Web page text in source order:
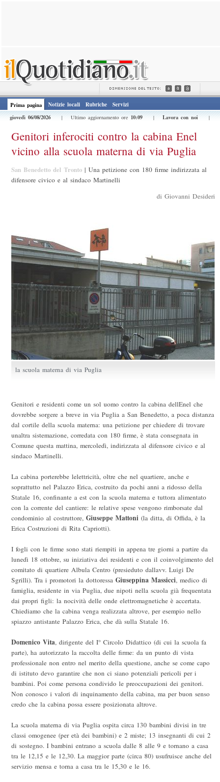
Prima pagina Notizie locali Rubriche
Servizi
giovedì 06/08/2026
| Ultimo aggiornamento ore 10:09 | Lavora con noi |
Genitori inferociti contro la cabina Enel
vicino alla scuola materna di via Puglia
San Benedetto del Tronto | Una petizione con 180 firme indirizzata al
difensore civico e al sindaco Martinelli
di Giovanni Desideri
la scuola materna di via Puglia
Genitori e residenti come un sol uomo contro la cabina dellEnel che
dovrebbe sorgere a breve in via Puglia a San Benedetto, a poca distanza
dal cortile della scuola materna: una petizione per chiedere di trovare
unaltra sistemazione, corredata con 180 firme, è stata consegnata in
Comune questa mattina, mercoledì, indirizzata al difensore civico e al
sindaco Martinelli.
La cabina porterebbe lelettricità, oltre che nel quartiere, anche e
soprattutto nel Palazzo Erica, costruito da pochi anni a ridosso della
Statale 16, confinante a est con la scuola materna e tuttora alimentato
con la corrente del cantiere: le relative spese vengono rimborsate dal
condominio al costruttore, Giuseppe Mattoni (la ditta, di Offida, è la
Erica Costruzioni di Rita Capriotti).
I fogli con le firme sono stati riempiti in appena tre giorni a partire da
lunedì 18 ottobre, su iniziativa dei residenti e con il coinvolgimento del
comitato di quartiere Albula Centro (presieduto dallavv. Luigi De
Sgrilli). Tra i promotori la dottoressa Giuseppina Massicci, medico di
famiglia, residente in via Puglia, due nipoti nella scuola già frequentata
dai propri figli: la nocività delle onde elettromagnetiche è accertata.
Chiediamo che la cabina venga realizzata altrove, per esempio nello
spiazzo antistante Palazzo Erica, che dà sulla Statale 16.
Domenico Vita, dirigente del I° Circolo Didattico (di cui la scuola fa
parte), ha autorizzato la raccolta delle firme: da un punto di vista
professionale non entro nel merito della questione, anche se come capo
di istituto devo garantire che non ci siano potenziali pericoli per i
bambini. Poi come persona condivido le preoccupazioni dei genitori.
Non conosco i valori di inquinamento della cabina, ma per buon senso
credo che la cabina possa essere posizionata altrove.
La scuola materna di via Puglia ospita circa 130 bambini divisi in tre
classi omogenee (per età dei bambini) e 2 miste; 13 insegnanti di cui 2
di sostegno. I bambini entrano a scuola dalle 8 alle 9 e tornano a casa
tra le 12,15 e le 12,30. La maggior parte (circa 80) usufruisce anche del
servizio mensa e torna a casa tra le 15,30 e le 16.